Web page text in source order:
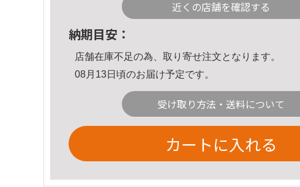
近くの店舗を確認する
納期目安：
店舗在庫不足の為、取り寄せ注文となります。
08月13日頃のお届け予定です。
受け取り方法・送料について
カートに入れる